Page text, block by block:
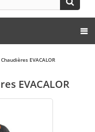
EVACALOR
EVACALOR